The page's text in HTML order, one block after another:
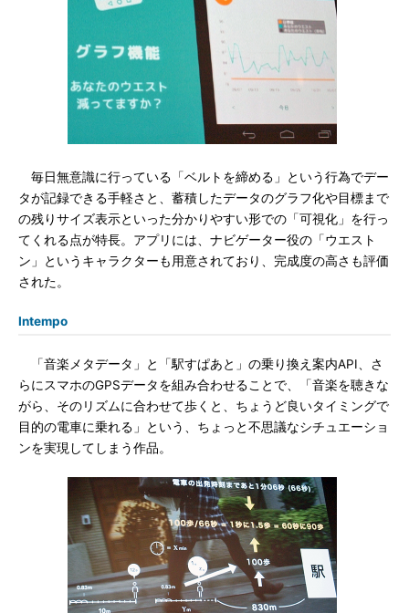
毎日無意識に行っている「ベルトを締める」という行為でデー
タが記録できる手軽さと、蓄積したデータのグラフ化や目標まで
の残りサイズ表示といった分かりやすい形での「可視化」を行っ
てくれる点が特長。アプリには、ナビゲーター役の「ウエスト
ン」というキャラクターも用意されており、完成度の高さも評価
された。
Intempo
「音楽メタデータ」と「駅すぱあと」の乗り換え案内API、さ
らにスマホのGPSデータを組み合わせることで、「音楽を聴きな
がら、そのリズムに合わせて歩くと、ちょうど良いタイミングで
目的の電車に乗れる」という、ちょっと不思議なシチュエーショ
ンを実現してしまう作品。